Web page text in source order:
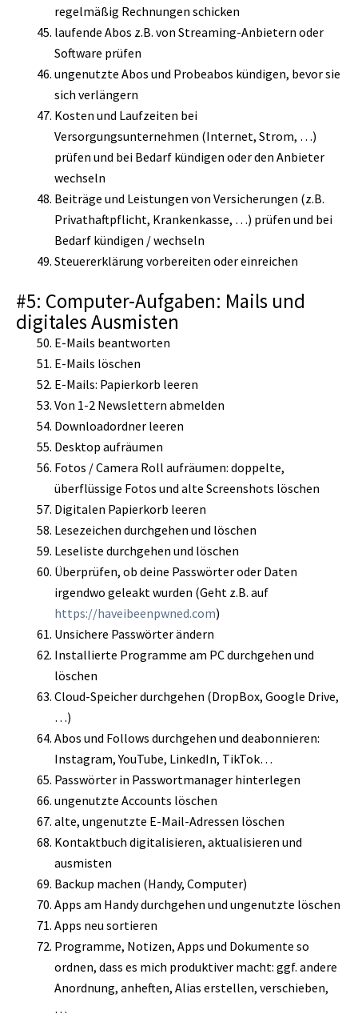
regelmäßig Rechnungen schicken
laufende Abos z.B. von Streaming-Anbietern oder
Software prüfen
ungenutzte Abos und Probeabos kündigen, bevor sie
sich verlängern
Kosten und Laufzeiten bei
Versorgungsunternehmen (Internet, Strom, …)
prüfen und bei Bedarf kündigen oder den Anbieter
wechseln
Beiträge und Leistungen von Versicherungen (z.B.
Privathaftpflicht, Krankenkasse, …) prüfen und bei
Bedarf kündigen / wechseln
Steuererklärung vorbereiten oder einreichen
#5: Computer-Aufgaben: Mails und
digitales Ausmisten
E-Mails beantworten
E-Mails löschen
E-Mails: Papierkorb leeren
Von 1-2 Newslettern abmelden
Downloadordner leeren
Desktop aufräumen
Fotos / Camera Roll aufräumen: doppelte,
überflüssige Fotos und alte Screenshots löschen
Digitalen Papierkorb leeren
Lesezeichen durchgehen und löschen
Leseliste durchgehen und löschen
Überprüfen, ob deine Passwörter oder Daten
irgendwo geleakt wurden (Geht z.B. auf
https://haveibeenpwned.com)
Unsichere Passwörter ändern
Installierte Programme am PC durchgehen und
löschen
Cloud-Speicher durchgehen (DropBox, Google Drive,
…)
Abos und Follows durchgehen und deabonnieren:
Instagram, YouTube, LinkedIn, TikTok…
Passwörter in Passwortmanager hinterlegen
ungenutzte Accounts löschen
alte, ungenutzte E-Mail-Adressen löschen
Kontaktbuch digitalisieren, aktualisieren und
ausmisten
Backup machen (Handy, Computer)
Apps am Handy durchgehen und ungenutzte löschen
Apps neu sortieren
Programme, Notizen, Apps und Dokumente so
ordnen, dass es mich produktiver macht: ggf. andere
Anordnung, anheften, Alias erstellen, verschieben,
…